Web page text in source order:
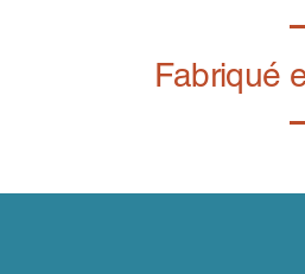
Fabriqué